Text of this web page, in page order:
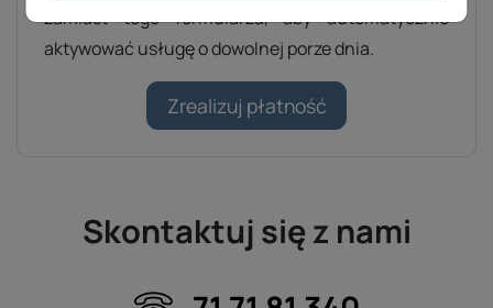
zamiast tego formularza, aby automatycznie
aktywować usługę o dowolnej porze dnia.
Zrealizuj płatność
Skontaktuj się z nami